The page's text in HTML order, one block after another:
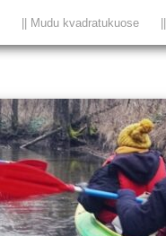
|| Mudu kvadratukuose